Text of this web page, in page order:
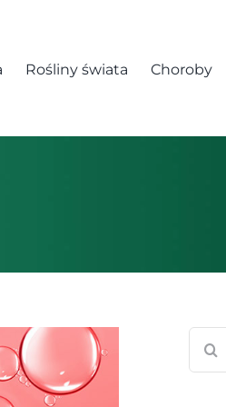
Rośliny świata Choroby